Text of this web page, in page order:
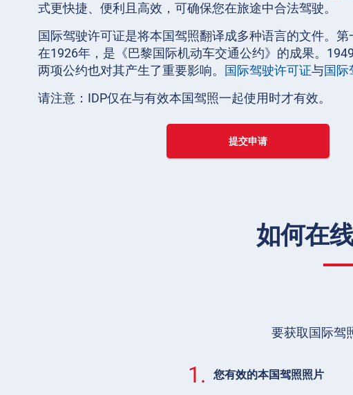
式更快捷、便利且高效，可确保您在旅途中合法驾驶。
国际驾驶许可证是将本国驾照翻译成多种语言的文件。
在1926年，是《巴黎国际机动车交通公约》的成果。
两项公约也对其产生了重要影响。 国际驾驶许可证与国际
请注意：IDP仅在与有效本国驾照一起使用时才有效。
提交申请
如何在
要获取国际驾
1. 您有效的本国驾照照片